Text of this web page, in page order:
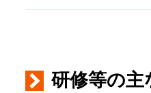
研修等の主